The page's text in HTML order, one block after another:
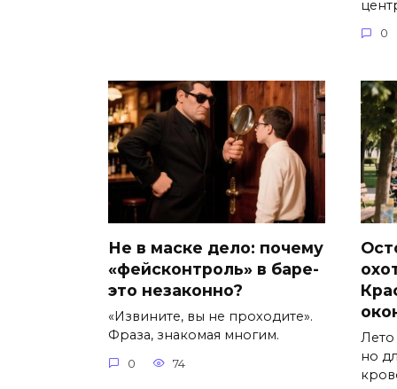
0
Не в маске дело: почему
«фейсконтроль» в баре-
это незаконно?
«Извините, вы не проходите».
Фраза, знакомая многим.
0 74
Лето
но